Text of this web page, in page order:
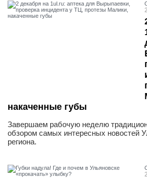
накаченные губы
Завершаем рабочую неделю
обзором самых интересных новостей
региона.